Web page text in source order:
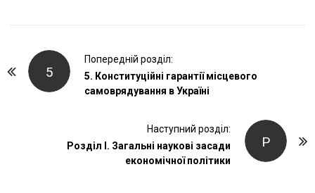
5
Попередній розділ:
5. Конституційні гарантії місцевого
самоврядування в Україні
Р
Наступний розділ:
Розділ І. Загальні наукові засади
економічної політики